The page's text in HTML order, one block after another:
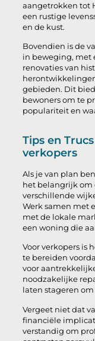
aangetrokken tot
een rustige
en de kust.
Bovendien is de
in beweging, met
renovaties van
gebieden. Dit
bewoners om te
populariteit en
Tips en
verkopers
Als je van plan
het belangrijk om
verschillende
Werk samen met
met de lokale
een woning die
Voor verkopers is
te bereiden
voor
noodzakelijke
laten stageren
Vergeet niet dat
financiële
verstandig om